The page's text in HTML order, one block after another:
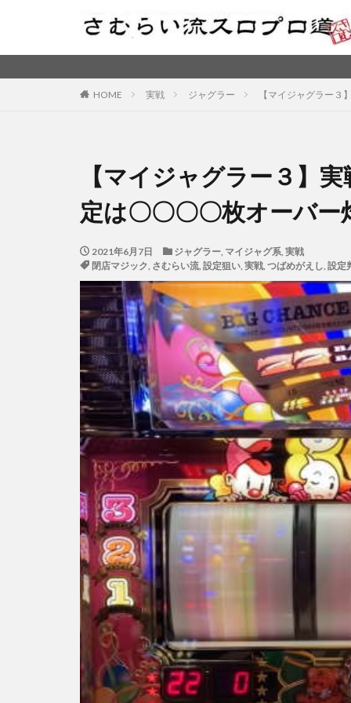
HOME 実戦 ジャグラー 【マイジャグラー
【マイジャグラー３】
定は〇〇〇〇枚オーバー
2021年6月7日 ジャグラー, マイジャグ系, 実戦
閉店マジック, さむらい流, 設定狙い, 実戦, つばめがえし, 設定